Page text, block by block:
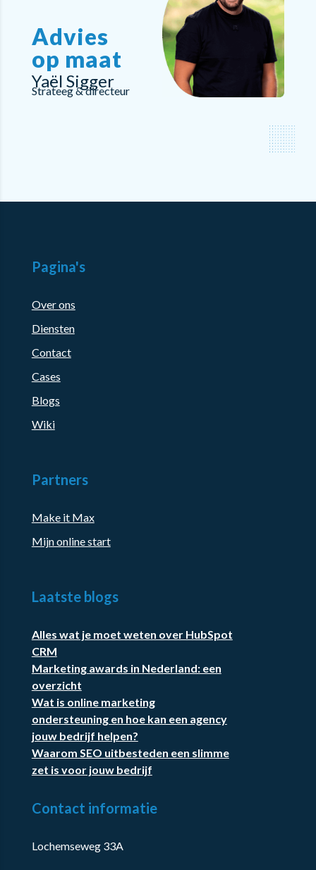
Advies
op maat
Yaël Sigger
Strateeg & directeur
Pagina's
Over ons
Diensten
Contact
Cases
Blogs
Wiki
Partners
Make it Max
Mijn online start
Laatste blogs
Alles wat je moet weten over HubSpot
CRM
Marketing awards in Nederland: een
overzicht
Wat is online marketing
ondersteuning en hoe kan een agency
jouw bedrijf helpen?
Waarom SEO uitbesteden een slimme
zet is voor jouw bedrijf
Contact informatie
Lochemseweg 33A